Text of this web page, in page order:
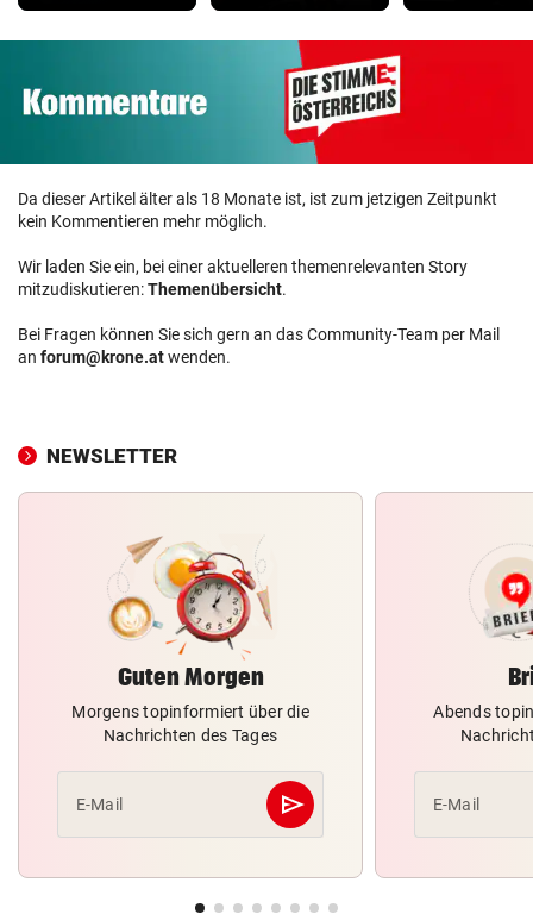
Da dieser Artikel älter als 18 Monate ist, ist zum jetzigen Zeitpunkt
kein Kommentieren mehr möglich.
Wir laden Sie ein, bei einer aktuelleren themenrelevanten Story
mitzudiskutieren:Themenübersicht.
Bei Fragen können Sie sich gern an das Community-Team per Mail
an forum@krone.atwenden.
NEWSLETTER
Guten Morgen
Morgens topinformiert über die
Nachrichten des Tages
E-Mail send
Abschicken
Abends
E-Mail